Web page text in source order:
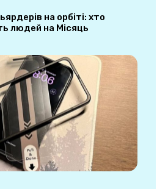
на орбіті: хто
людей на Місяць